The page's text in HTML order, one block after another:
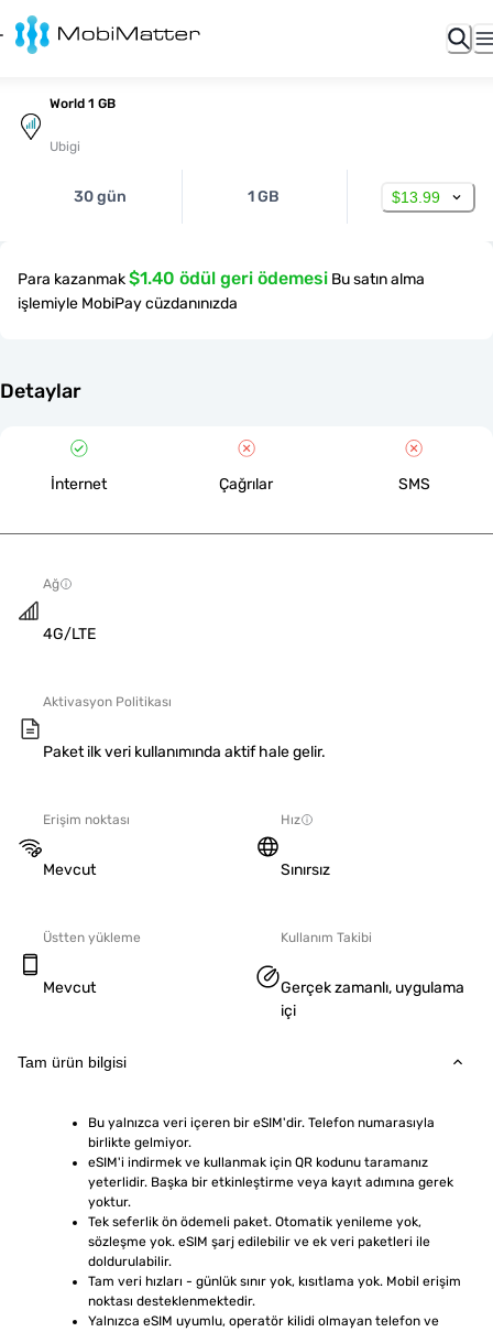
World 1 GB
Ubigi
30 gün 1 GB $13.99
Para kazanmak$1.40 ödül geri ödemesi Bu satın alma
işlemiyle MobiPay cüzdanınızda
Detaylar
İnternet Çağrılar SMS
Ağ
4G/LTE
Aktivasyon Politikası
Paket ilk veri kullanımında aktif hale gelir.
Erişim noktası
Mevcut
Hız
Sınırsız
Üstten yükleme
Mevcut
Kullanım Takibi
Gerçek zamanlı, uygulama
içi
Tam ürün bilgisi
Bu yalnızca veri içeren bir eSIM'dir. Telefon numarasıyla
birlikte gelmiyor.
eSIM'i indirmek ve kullanmak için QR kodunu taramanız
yeterlidir. Başka bir etkinleştirme veya kayıt adımına gerek
yoktur.
Tek seferlik ön ödemeli paket. Otomatik yenileme yok,
sözleşme yok. eSIM şarj edilebilir ve ek veri paketleri ile
doldurulabilir.
Tam veri hızları - günlük sınır yok, kısıtlama yok. Mobil erişim
noktası desteklenmektedir.
Yalnızca eSIM uyumlu, operatör kilidi olmayan telefon ve